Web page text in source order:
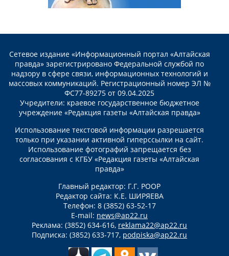
Сетевое издание «Информационный портал «Алтайская
правда» зарегистрировано Федеральной службой по
надзору в сфере связи, информационных технологий и
массовых коммуникаций. Регистрационный номер ЭЛ №
ФС77-89275 от 09.04.2025
Учредители: краевое государственное бюджетное
учреждение «Редакция газеты «Алтайская правда»
Использование текстовой информации разрешается
только при указании активной гиперссылки на сайт.
Использование фотографий запрещается без
согласования с КГБУ «Редакция газеты «Алтайская
правда»
Главный редактор: Г.Г. РООР
Редактор сайта: К.Е. ШИРЯЕВА
Телефон: 8 (3852) 63-52-17
E-mail: news@ap22.ru
Реклама: (3852) 634-616, reklama22@ap22.ru
Подписка: (3852) 633-717, podpiska@ap22.ru